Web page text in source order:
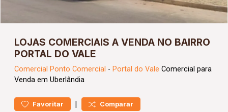
LOJAS COMERCIAIS A VENDA NO BAIRRO
PORTAL DO VALE
Comercial Ponto Comercial - Portal do Vale Comercial para
Venda em Uberlândia
Favoritar | Comparar